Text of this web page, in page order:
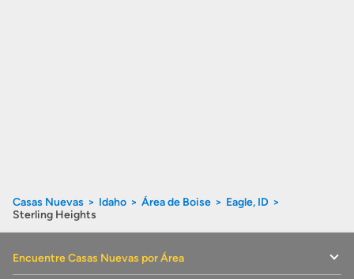
Casas Nuevas Idaho Área de Boise
Eagle, ID
Sterling Heights
Encuentre Casas Nuevas por Área